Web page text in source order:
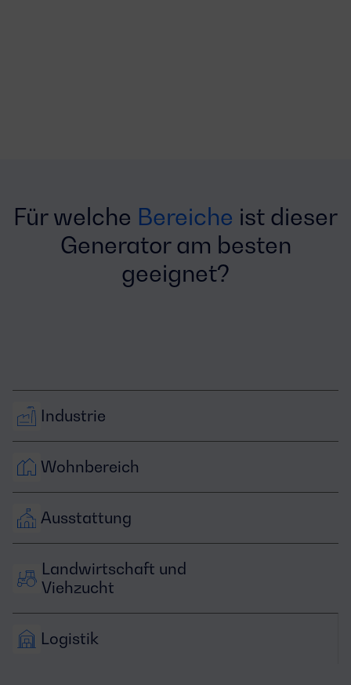
Für welche Bereiche ist dieser
Generator am besten
geeignet?
Industrie
Wohnbereich
Ausstattung
Landwirtschaft und
Viehzucht
Logistik